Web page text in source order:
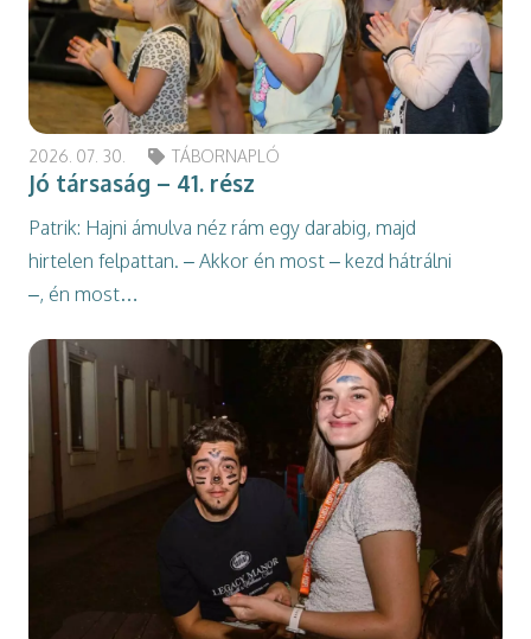
2026. 07. 30. TÁBORNAPLÓ
Jó társaság – 41. rész
Patrik: Hajni ámulva néz rám egy darabig, majd
hirtelen felpattan. – Akkor én most – kezd hátrálni
–, én most…